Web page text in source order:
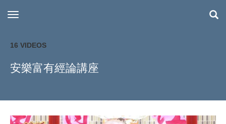
toggle navigation
16 VIDEOS
安樂富有經論講座